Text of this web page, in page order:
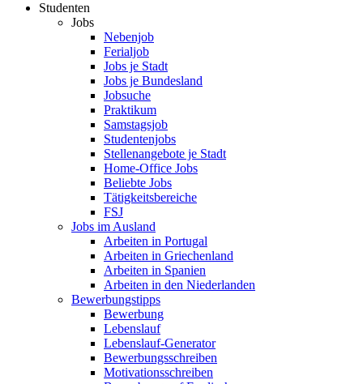
Studenten
Jobs
Nebenjob
Ferialjob
Jobs je Stadt
Jobs je Bundesland
Jobsuche
Praktikum
Samstagsjob
Studentenjobs
Stellenangebote je Stadt
Home-Office Jobs
Beliebte Jobs
Tätigkeitsbereiche
FSJ
Jobs im Ausland
Arbeiten in Portugal
Arbeiten in Griechenland
Arbeiten in Spanien
Arbeiten in den Niederlanden
Bewerbungstipps
Bewerbung
Lebenslauf
Lebenslauf-Generator
Bewerbungsschreiben
Motivationsschreiben